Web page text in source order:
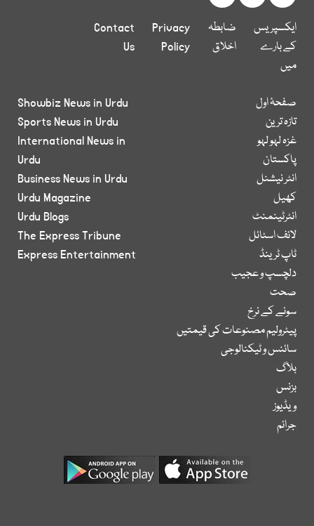
ایکسپریس
کے بارے
میں
ضابطہ
اخلاق
Privacy
Policy
Contact
Us
صفحۂ اول
تازہ ترین
غزہ لہو لہو
پاکستان
انٹر نیشنل
کھیل
انٹرٹینمنٹ
لائف اسٹائل
ٹاپ ٹرینڈ
دلچسپ و عجیب
صحت
سونے کے نرخ
پیٹرولیم مصنوعات کی قیمتیں
سائنس و ٹیکنالوجی
بلاگ
بزنس
ویڈیوز
جرائم
Showbiz News in Urdu
Sports News in Urdu
International News in
Urdu
Business News in Urdu
Urdu Magazine
Urdu Blogs
The Express Tribune
Express Entertainment